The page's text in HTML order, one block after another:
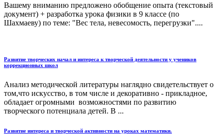
Вашему вниманию предложено обобщение опыта (текстовый
документ) + разработка урока физики в 9 классе (по
Шахмаеву) по теме: "Вес тела, невесомость, перегрузки"....
Развитие творческих начал и интереса к творческой деятельности у учеников
коррекционных школ
Анализ методической литературы наглядно свидетельствует о
том,что искусство, в том числе и декоративно - прикладное,
обладает огромными возможностями по развитию
творческого потенциала детей. В ...
Развитие интереса и творческой активности на уроках математики.